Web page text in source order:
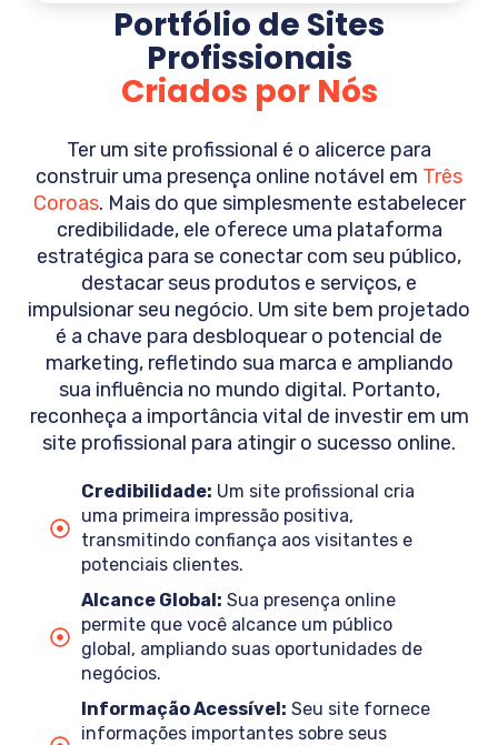
Portfólio de Sites
Profissionais
Criados por Nós
Ter um site profissional é o alicerce para
construir uma presença online notável em Três
Coroas. Mais do que simplesmente estabelecer
credibilidade, ele oferece uma plataforma
estratégica para se conectar com seu público,
destacar seus produtos e serviços, e
impulsionar seu negócio. Um site bem projetado
é a chave para desbloquear o potencial de
marketing, refletindo sua marca e ampliando
sua influência no mundo digital. Portanto,
reconheça a importância vital de investir em um
site profissional para atingir o sucesso online.
Credibilidade: Um site profissional cria
uma primeira impressão positiva,
transmitindo confiança aos visitantes e
potenciais clientes.
Alcance Global: Sua presença online
permite que você alcance um público
global, ampliando suas oportunidades de
negócios.
Informação Acessível: Seu site fornece
informações importantes sobre seus